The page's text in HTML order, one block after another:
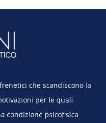
che scandiscono la
per le quali
condizione psicofisica